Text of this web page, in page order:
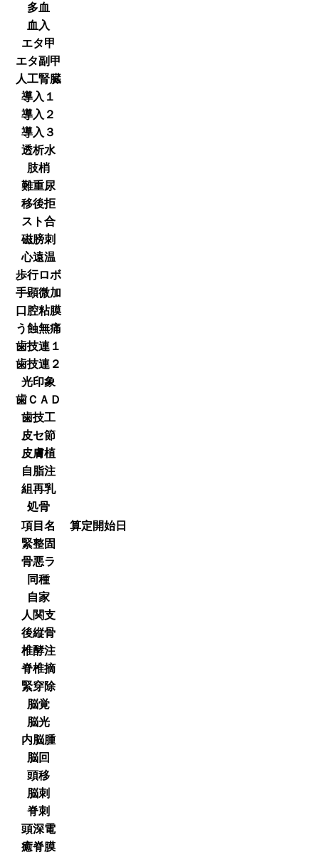
多血
血入
エタ甲
エタ副甲
人工腎臓
導入１
導入２
導入３
透析水
肢梢
難重尿
移後拒
スト合
磁膀刺
心遠温
歩行ロボ
手顕微加
口腔粘膜
う蝕無痛
歯技連１
歯技連２
光印象
歯ＣＡＤ
歯技工
皮セ節
皮膚植
自脂注
組再乳
処骨
項目名
算定開始日
緊整固
骨悪ラ
同種
自家
人関支
後縦骨
椎酵注
脊椎摘
緊穿除
脳覚
脳光
内脳腫
脳回
頭移
脳刺
脊刺
頭深電
癒脊膜